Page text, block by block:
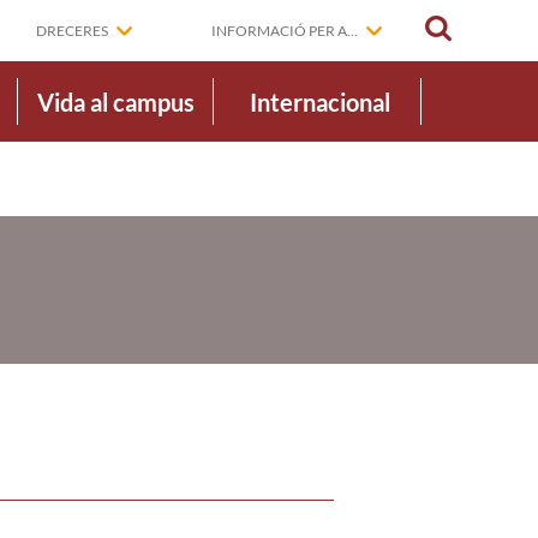
DRECERES INFORMACIÓ PER A...
Vida al campus Internacional